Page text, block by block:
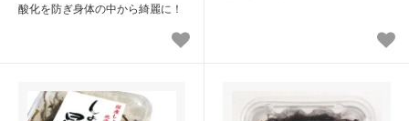
酸化を防ぎ身体の中から綺麗に！